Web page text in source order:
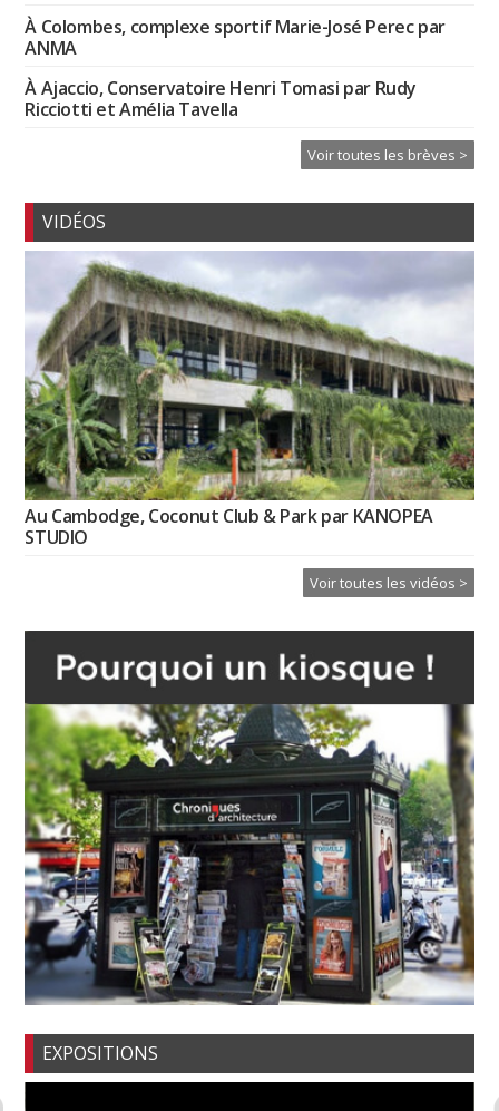
À Colombes, complexe sportif Marie-José Perec par
ANMA
À Ajaccio, Conservatoire Henri Tomasi par Rudy
Ricciotti et Amélia Tavella
Voir toutes les brèves >
VIDÉOS
Au Cambodge, Coconut Club & Park par KANOPEA
STUDIO
Voir toutes les vidéos >
EXPOSITIONS